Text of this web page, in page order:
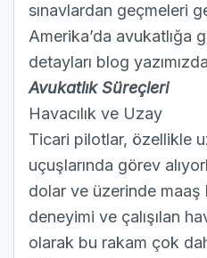
sınavlardan geçmeleri
Amerika’da avukatlığa
detayları blog
Avukatlık Süreçleri
Havacılık ve Uzay
Ticari pilotlar, özellikle
uçuşlarında görev
dolar ve üzerinde
deneyimi ve çalışılan
olarak bu rakam çok